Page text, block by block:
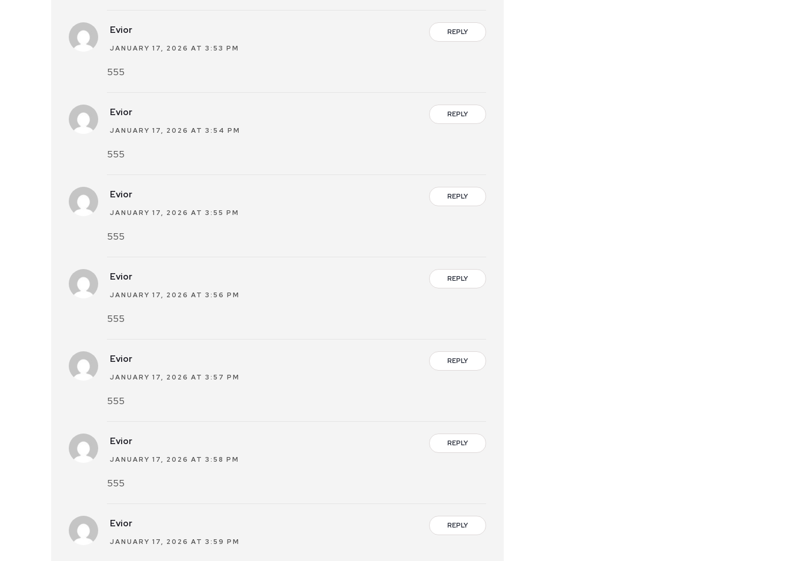
REPLY
Evior
JANUARY 17, 2026 AT 3:53 PM
555
REPLY
Evior
JANUARY 17, 2026 AT 3:54 PM
555
REPLY
Evior
JANUARY 17, 2026 AT 3:55 PM
555
REPLY
Evior
JANUARY 17, 2026 AT 3:56 PM
555
REPLY
Evior
JANUARY 17, 2026 AT 3:57 PM
555
REPLY
Evior
JANUARY 17, 2026 AT 3:58 PM
555
REPLY
Evior
JANUARY 17, 2026 AT 3:59 PM